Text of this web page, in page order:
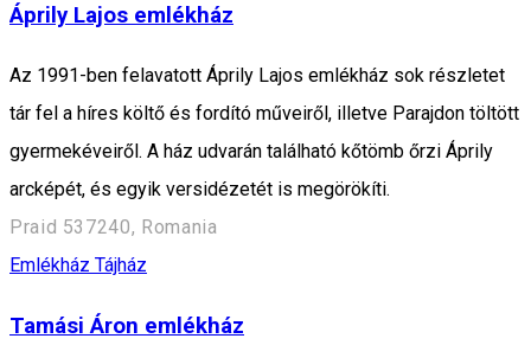
Áprily Lajos emlékház
Az 1991-ben felavatott Áprily Lajos emlékház sok részletet
tár fel a híres költő és fordító műveiről, illetve Parajdon töltött
gyermekéveiről. A ház udvarán található kőtömb őrzi Áprily
arcképét, és egyik versidézetét is megörökíti.
Praid 537240, Romania
Emlékház Tájház
Tamási Áron emlékház